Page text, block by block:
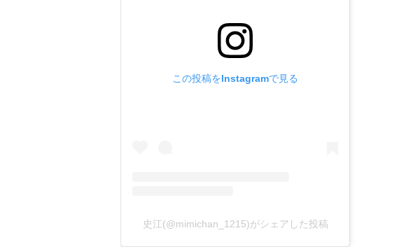
この投稿をInstagramで見る
史江(@mimichan_1215)がシェアした投稿